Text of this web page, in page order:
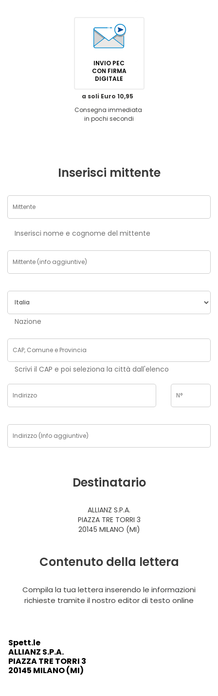
INVIO PEC
CON FIRMA
DIGITALE
a soli Euro 10,95
Consegna immediata
in pochi secondi
Inserisci mittente
Inserisci nome e cognome del mittente
Nazione
Scrivi il CAP e poi seleziona la città dall'elenco
Destinatario
ALLIANZ S.P.A.
PIAZZA TRE TORRI 3
20145 MILANO (MI)
Contenuto della lettera
Compila la tua lettera inserendo le informazioni
richieste tramite il nostro editor di testo online
Spett.le
ALLIANZ S.P.A.
PIAZZA TRE TORRI 3
20145 MILANO (MI)